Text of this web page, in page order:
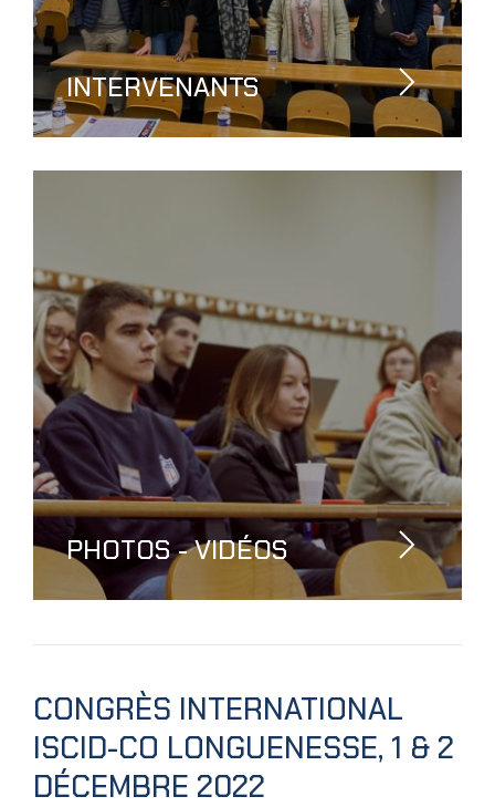
INTERVENANTS
PHOTOS - VIDÉOS
CONGRÈS INTERNATIONAL
ISCID-CO LONGUENESSE, 1 & 2
DÉCEMBRE 2022